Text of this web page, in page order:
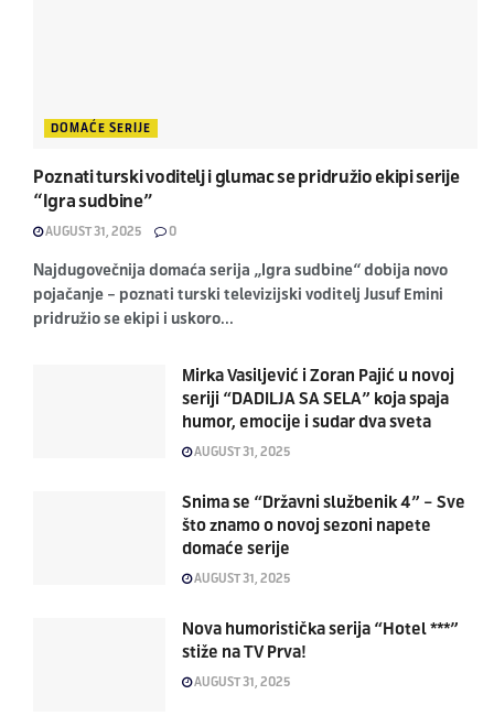
DOMAĆE SERIJE
Poznati turski voditelj i glumac se pridružio ekipi serije
“Igra sudbine”
AUGUST 31, 2025 0
Najdugovečnija domaća serija „Igra sudbine“ dobija novo
pojačanje – poznati turski televizijski voditelj Jusuf Emini
pridružio se ekipi i uskoro...
Mirka Vasiljević i Zoran Pajić u novoj
seriji “DADILJA SA SELA” koja spaja
humor, emocije i sudar dva sveta
AUGUST 31, 2025
Snima se “Državni službenik 4” – Sve
što znamo o novoj sezoni napete
domaće serije
AUGUST 31, 2025
Nova humoristička serija “Hotel ***”
stiže na TV Prva!
AUGUST 31, 2025